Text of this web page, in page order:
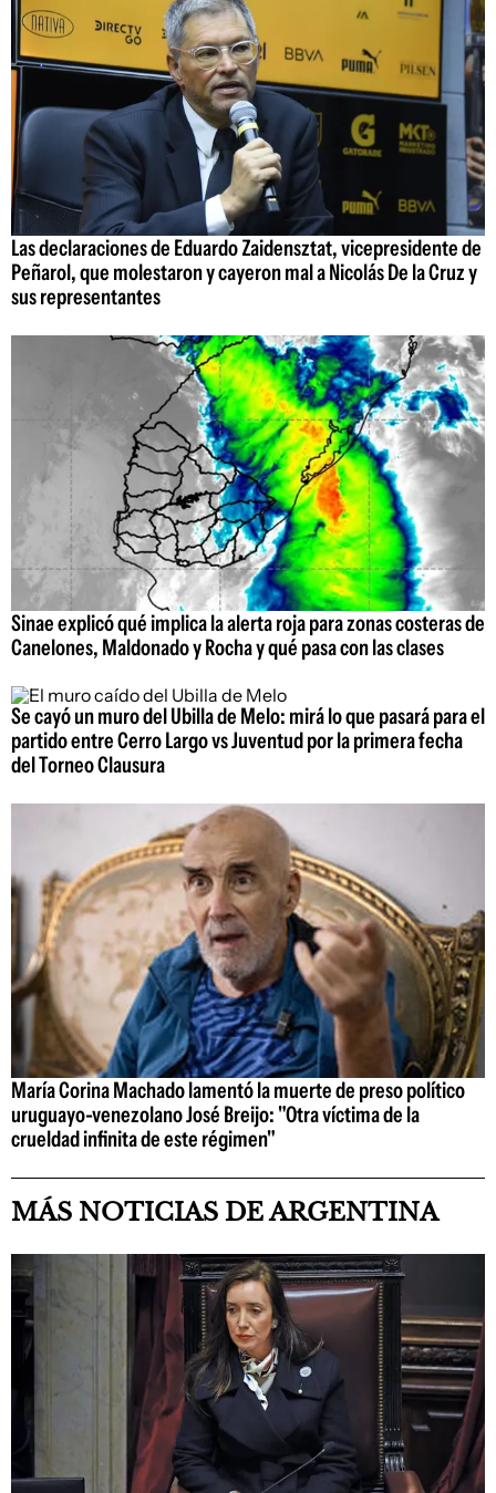
Las declaraciones de Eduardo Zaidensztat, vicepresidente de
Peñarol, que molestaron y cayeron mal a Nicolás De la Cruz y
sus representantes
Sinae explicó qué implica la alerta roja para zonas costeras de
Canelones, Maldonado y Rocha y qué pasa con las clases
Se cayó un muro del Ubilla de Melo: mirá lo que pasará para el
partido entre Cerro Largo vs Juventud por la primera fecha
del Torneo Clausura
María Corina Machado lamentó la muerte de preso político
uruguayo-venezolano José Breijo: "Otra víctima de la
crueldad infinita de este régimen"
MÁS NOTICIAS DE ARGENTINA